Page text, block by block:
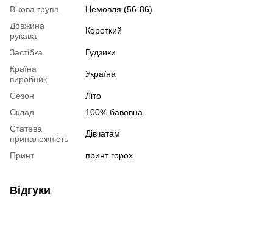
Вікова група
Немовля (56-86)
Довжина
рукава
Короткий
Застібка
Гудзики
Країна
виробник
Україна
Сезон
Літо
Склад
100% бавовна
Статева
приналежність
Дівчатам
Принт принт горох
Відгуки